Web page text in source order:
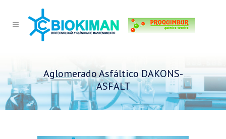
Aglomerado Asfáltico DAKONS-
ASFALT